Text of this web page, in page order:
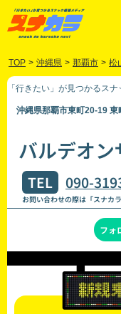
TOP > 沖縄県 > 那覇市 > 松
「行きたい」が見つかるス
沖縄県那覇市東町20-19 東
バルデオン
TEL 090-
お問い合わせの際は「スナカ
フォ